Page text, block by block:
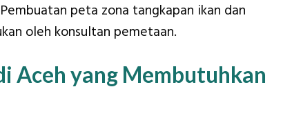
peta zona tangkapan ikan dan
oleh konsultan pemetaan.
Aceh yang Membutuhkan